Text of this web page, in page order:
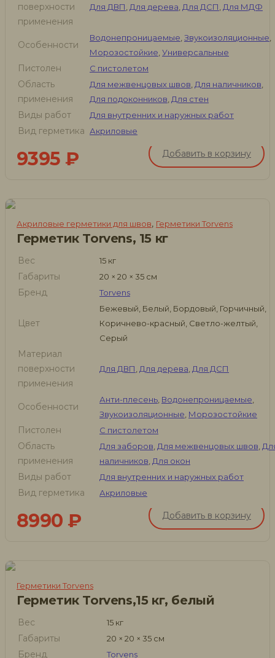
поверхности
применения
Для ДВП Для дерева Для ДСП Для МДФ
Особенности
Водонепроницаемые Звукоизоляционные
Морозостойкие Универсальные
Пистолен С пистолетом
Область
применения
Для межвенцовых швов Для наличников
Для подоконников Для стен
Виды работ Для внутренних и наружных работ
Вид герметика Акриловые
9395 ₽ Добавить в корзину
Акриловые герметики для швов, Герметики Torvens
Герметик Torvens, 15 кг
Вес 15 кг
Габариты 20 × 20 × 35 см
Бренд Torvens
Цвет
Бежевый, Белый, Бордовый, Горчичный,
Коричнево-красный, Светло-желтый,
Серый
Материал
поверхности
применения
Для ДВП Для дерева Для ДСП
Особенности
Анти-плесень Водонепроницаемые
Звукоизоляционные Морозостойкие
Пистолен С пистолетом
Область
применения
Для заборов Для межвенцовых швов
наличников Для окон
Виды работ Для внутренних и наружных работ
Вид герметика Акриловые
8990 ₽ Добавить в корзину
Герметики Torvens
Герметик Torvens,15 кг, белый
Вес 15 кг
Габариты 20 × 20 × 35 см
Бренд Torvens